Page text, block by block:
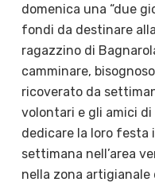
domenica una “due
fondi da destinare
ragazzino di
camminare,
ricoverato da
volontari e gli amici di
dedicare la loro festa
settimana nell’area
nella zona artigianale